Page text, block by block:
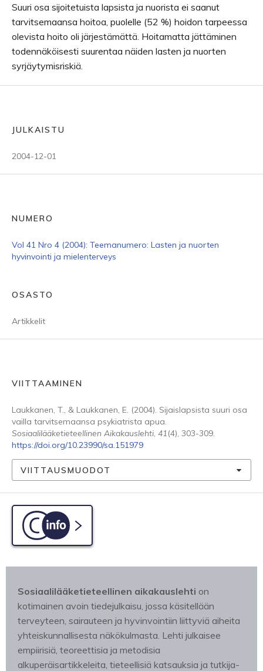
Suuri osa sijoitetuista lapsista ja nuorista ei saanut
tarvitsemaansa hoitoa, puolelle (52 %) hoidon tarpeessa
olevista hoito oli järjestämättä. Hoitamatta jättäminen
todennäköisesti suurentaa näiden lasten ja nuorten
syrjäytymisriskiä.
JULKAISTU
2004-12-01
NUMERO
Vol 41 Nro 4 (2004): Teemanumero: Lasten ja nuorten
hyvinvointi ja mielenterveys
OSASTO
Artikkelit
VIITTAAMINEN
Laukkanen, T., & Laukkanen, E. (2004). Sijaislapsista suuri osa
vailla tarvitsemaansa psykiatrista apua.
Sosiaalilääketieteellinen Aikakauslehti, 41(4), 303-309.
https://doi.org/10.23990/sa.151979
VIITTAUSMUODOT
C-info
Sosiaalilääketieteellinen aikakauslehti on
kotimainen avoin tiedejulkaisu, jossa käsitellään
terveyteen, sairauteen ja hyvinvointiin liittyviä aiheita
yhteiskunnallisesta näkökulmasta. Lehti julkaisee
empiirisiä, teoreettisia ja metodisia
alkuperäisartikkeleita, tieteellisiä katsauksia ja tutkija-